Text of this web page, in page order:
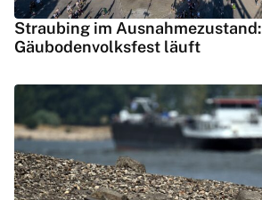
Straubing im Ausnahmezustand:
Gäubodenvolksfest läuft